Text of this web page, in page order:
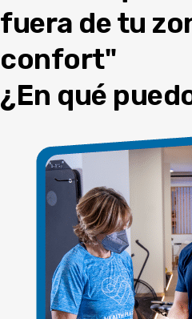
fuera de tu
confort"
¿En qué